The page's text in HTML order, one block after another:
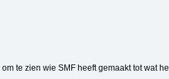
te zien wie SMF heeft gemaakt tot wat